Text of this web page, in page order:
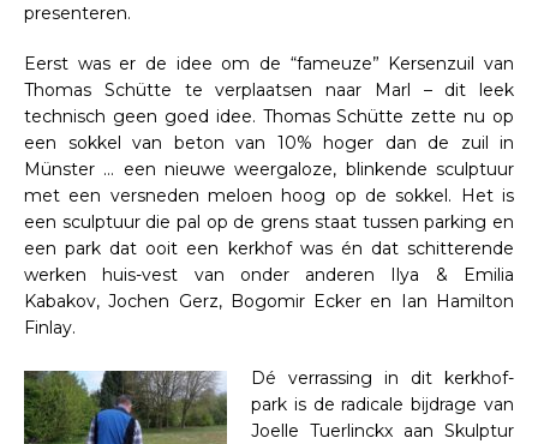
presenteren.
Eerst was er de idee om de “fameuze” Kersenzuil van
Thomas Schütte te verplaatsen naar Marl – dit leek
technisch geen goed idee. Thomas Schütte zette nu op
een sokkel van beton van 10% hoger dan de zuil in
Münster … een nieuwe weergaloze, blinkende sculptuur
met een versneden meloen hoog op de sokkel. Het is
een sculptuur die pal op de grens staat tussen parking en
een park dat ooit een kerkhof was én dat schitterende
werken huis-vest van onder anderen Ilya & Emilia
Kabakov, Jochen Gerz, Bogomir Ecker en Ian Hamilton
Finlay.
Dé verrassing in dit kerkhof-
park is de radicale bijdrage van
Joelle Tuerlinckx aan Skulptur